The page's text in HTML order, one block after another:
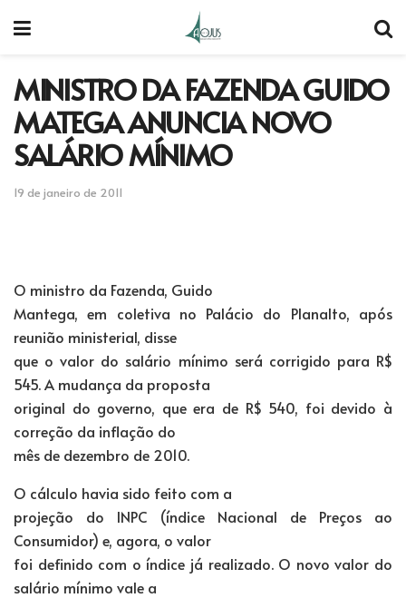
MINISTRO DA FAZENDA GUIDO
MATEGA ANUNCIA NOVO
SALÁRIO MÍNIMO
19 de janeiro de 2011
O ministro da Fazenda, Guido
Mantega, em coletiva no Palácio do Planalto, após
reunião ministerial, disse
que o valor do salário mínimo será corrigido para R$
545. A mudança da proposta
original do governo, que era de R$ 540, foi devido à
correção da inflação do
mês de dezembro de 2010.
O cálculo havia sido feito com a
projeção do INPC (índice Nacional de Preços ao
Consumidor) e, agora, o valor
foi definido com o índice já realizado. O novo valor do
salário mínimo vale a